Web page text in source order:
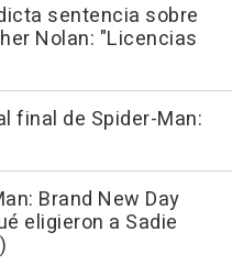
sentencia sobre
Nolan: "Licencias
final de Spider-Man:
Brand New Day
eligieron a Sadie